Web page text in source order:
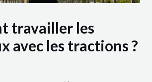
travailler les
avec les tractions ?